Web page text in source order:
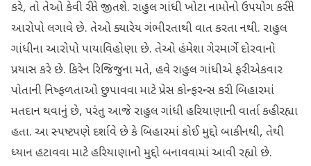
કરે, તો તેઓ કેવી રીતે જીતશે. રાહુલ ગાંધી ખોટા નામોનો ઉપયોગ કરીને
આરોપો લગાવે છે. તેઓ ક્યારેય ગંભીરતાથી વાત કરતા નથી. રાહુલ
ગાંધીના આરોપો પાયાવિહોણા છે. તેઓ હંમેશા ગેરમાર્ગે દોરવાનો
પ્રયાસ કરે છે. કિરેન રિજિજુના મતે, હવે રાહુલ ગાંધીએ ફરી એકવાર
પોતાની નિષ્ફળતાઓ છુપાવવા માટે પ્રેસ કોન્ફરન્સ કરી. બિહારમાં
મતદાન થવાનું છે, પરંતુ આજે રાહુલ ગાંધી હરિયાણાની વાર્તા કહી રહ્યા
હતા. આ સ્પષ્ટપણે દર્શાવે છે કે બિહારમાં કોઈ મુદ્દો બાકી નથી, તેથી
ધ્યાન હટાવવા માટે હરિયાણાનો મુદ્દો બનાવવામાં આવી રહ્યો છે.